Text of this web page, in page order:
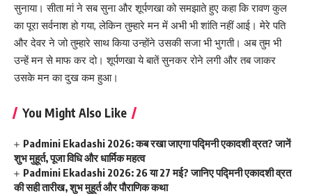
सुनाया। सीता मां ने सब सुना और शूर्पणखा को समझाते हुए कहा कि रावण कुल
का पूरा सर्वनाश हो गया, लेकिन तुम्हारे मन में अभी भी शांति नहीं आई। मेरे पति
और देवर ने जो तुम्हारे साथ किया उन्होंने उसकी सजा भी भुगती। अब तुम भी
उन्हें मन से माफ कर दो। शूर्पणखा ये बातें सुनकर रोने लगी और तब जाकर
उसके मन का दुख कम हुआ।
You Might Also Like
Padmini Ekadashi 2026: कब रखा जाएगा पद्मिनी एकादशी व्रत? जानें
शुभ मुहूर्त, पूजा विधि और धार्मिक महत्व
Padmini Ekadashi 2026: 26 या 27 मई? जानिए पद्मिनी एकादशी व्रत
की सही तारीख, शुभ मुहूर्त और पौराणिक कथा